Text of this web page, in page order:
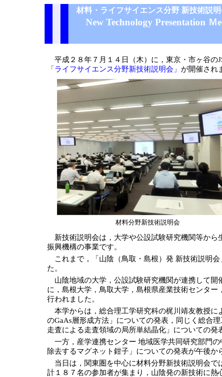
材料・ライフサイエンス分野 新技術説
New Technology Presentation Ｍ
平成２８年７月１４日（木）に，東京・市ヶ谷の
「ライフサイエンス分野新技術説明会」 が開催され
材料分野新技術説明会
新技術説明会は，大学や公設試験研究機関等から
振興機構の事業です。
これまで，「山陰（鳥取・島根）発 新技術説明
た。
山陰地域の大学，公設試験研究機関が連携して開
に，島根大学，鳥取大学，島根県産業技術センタ
行われました。
本学からは，総合理工学研究科の梶川靖友教授に
のGaAs層形成方法」についての発表，同じく総合
走査による走査領域の局所単結晶化」についての
一方，産学連携センター 地域医学共同研究部門
除去するマグネット鉗子」についての発表が午後
当日は，関東圏を中心に材料分野新技術説明会で
計１８７名の参加者が集まり，山陰発の新技術に